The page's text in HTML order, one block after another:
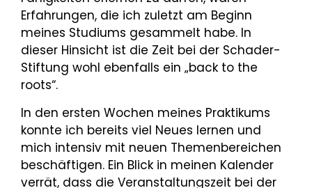
Erfahrungen, die ich zuletzt am Beginn
meines Studiums gesammelt habe. In
dieser Hinsicht ist die Zeit bei der Schader-
Stiftung wohl ebenfalls ein „back to the
roots“.
In den ersten Wochen meines Praktikums
konnte ich bereits viel Neues lernen und
mich intensiv mit neuen Themenbereichen
beschäftigen. Ein Blick in meinen Kalender
verrät, dass die Veranstaltungszeit bei der